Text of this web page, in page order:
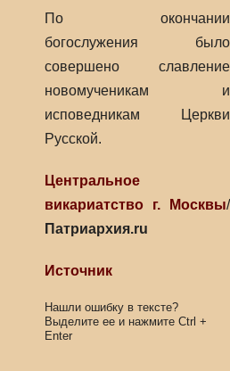
По окончании
богослужения было
совершено славление
новомученикам и
исповедникам Церкви
Русской.
Центральное
викариатство г. Москвы/
Патриархия.ru
Источник
Нашли ошибку в тексте?
Выделите ее и нажмите Ctrl +
Enter